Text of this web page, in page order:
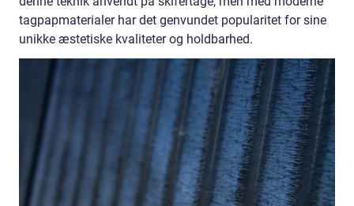
tagpapmaterialer har det genvundet popularitet for sine
unikke æstetiske kvaliteter og holdbarhed.